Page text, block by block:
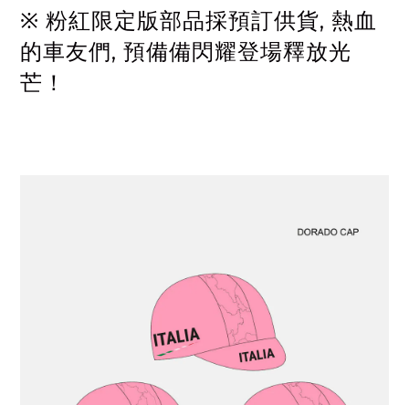
※ 粉紅限定版部品採預訂供貨, 熱血
的車友們, 預備備閃耀登場釋放光
芒！